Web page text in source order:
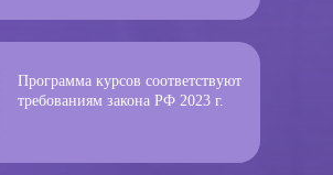
Программа курсов соответствуют
требованиям закона РФ 2023 г.